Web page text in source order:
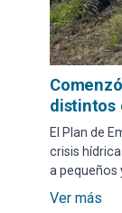
distintos
El Plan de
crisis
a pequeños
atraviesen
Ver más